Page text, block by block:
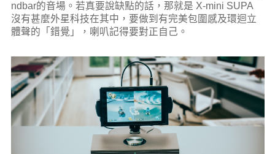
ndbar的音場。若真要說缺點的話，那就是 X-mini SUPA
沒有甚麼外星科技在其中，要做到有完美包圍感及環迴立
體聲的「錯覺」，喇叭記得要對正自己。